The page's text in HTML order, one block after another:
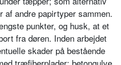
af andre papirtyper sammen.
punkter, og husk, at et
fra døren. Inden arbejdet
skader på bestående